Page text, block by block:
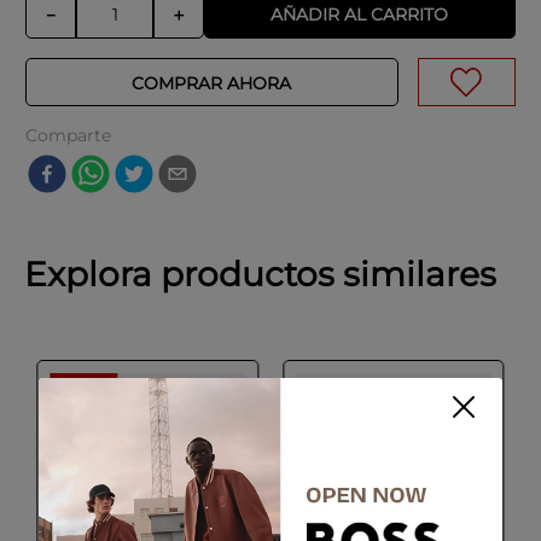
＋
－ AÑADIR AL CARRITO
COMPRAR AHORA
Comparte
Explora productos similares